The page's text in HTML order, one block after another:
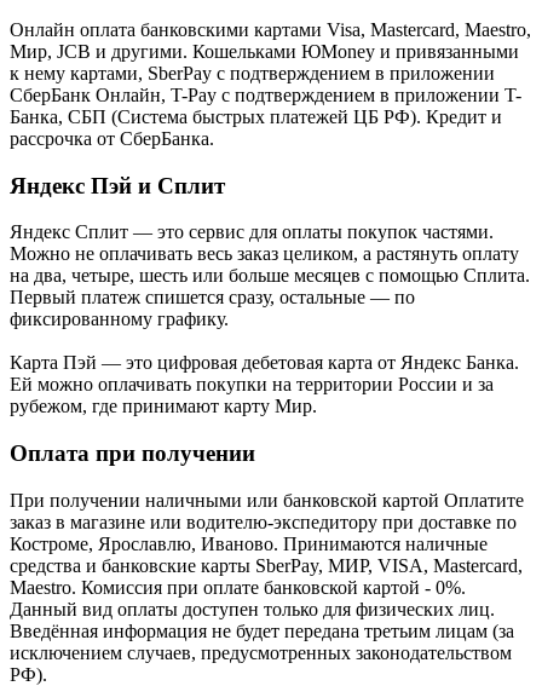
Онлайн оплата банковскими картами Visa, Mastercard, Maestro,
Мир, JCB и другими. Кошельками ЮMoney и привязанными
к нему картами, SberPay с подтверждением в приложении
СберБанк Онлайн, T-Pay с подтверждением в приложении T-
Банка, СБП (Система быстрых платежей ЦБ РФ). Кредит и
рассрочка от СберБанка.
Яндекс Пэй и Сплит
Яндекс Cплит — это сервис для оплаты покупок частями.
Можно не оплачивать весь заказ целиком, а растянуть оплату
на два, четыре, шесть или больше месяцев с помощью Сплита.
Первый платеж спишется сразу, остальные — по
фиксированному графику.
Карта Пэй — это цифровая дебетовая карта от Яндекс Банка.
Ей можно оплачивать покупки на территории России и за
рубежом, где принимают карту Мир.
Оплата при получении
При получении наличными или банковской картой Оплатите
заказ в магазине или водителю-экспедитору при доставке по
Костроме, Ярославлю, Иваново. Принимаются наличные
средства и банковские карты SberPay, МИР, VISA, Mastercard,
Maestro. Комиссия при оплате банковской картой - 0%.
Данный вид оплаты доступен только для физических лиц.
Введённая информация не будет передана третьим лицам (за
исключением случаев, предусмотренных законодательством
РФ).